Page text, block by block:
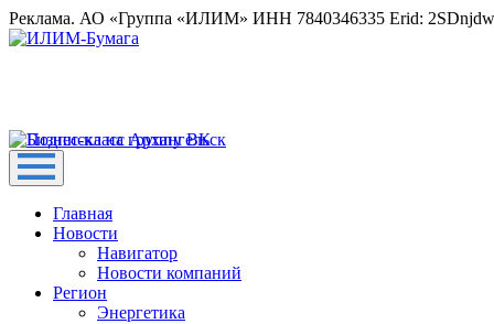
Реклама. АО «Группа «ИЛИМ» ИНН 7840346335 Erid:
Главная
Новости
Навигатор
Новости компаний
Регион
Энергетика